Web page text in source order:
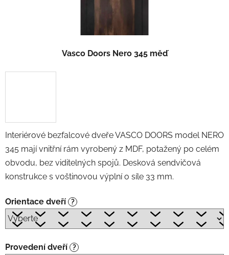
Interiérové bezfalcové dveře VASCO DOORS model NERO
345 mají vnitřní rám vyrobený z MDF, potažený po celém
obvodu, bez viditelných spojů. Desková sendvičová
konstrukce s voštinovou výplní o síle 33 mm.
Orientace dveří ?
Provedení dveří ?
Vasco Doors Nero 345 měď